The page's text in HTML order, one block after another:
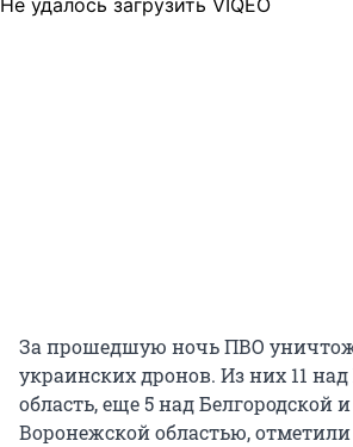
Не удалось загрузить VIQEO
За прошедшую ночь ПВО
украинских дронов. Из них 11
область, еще 5 над Белгородской
Воронежской областью,